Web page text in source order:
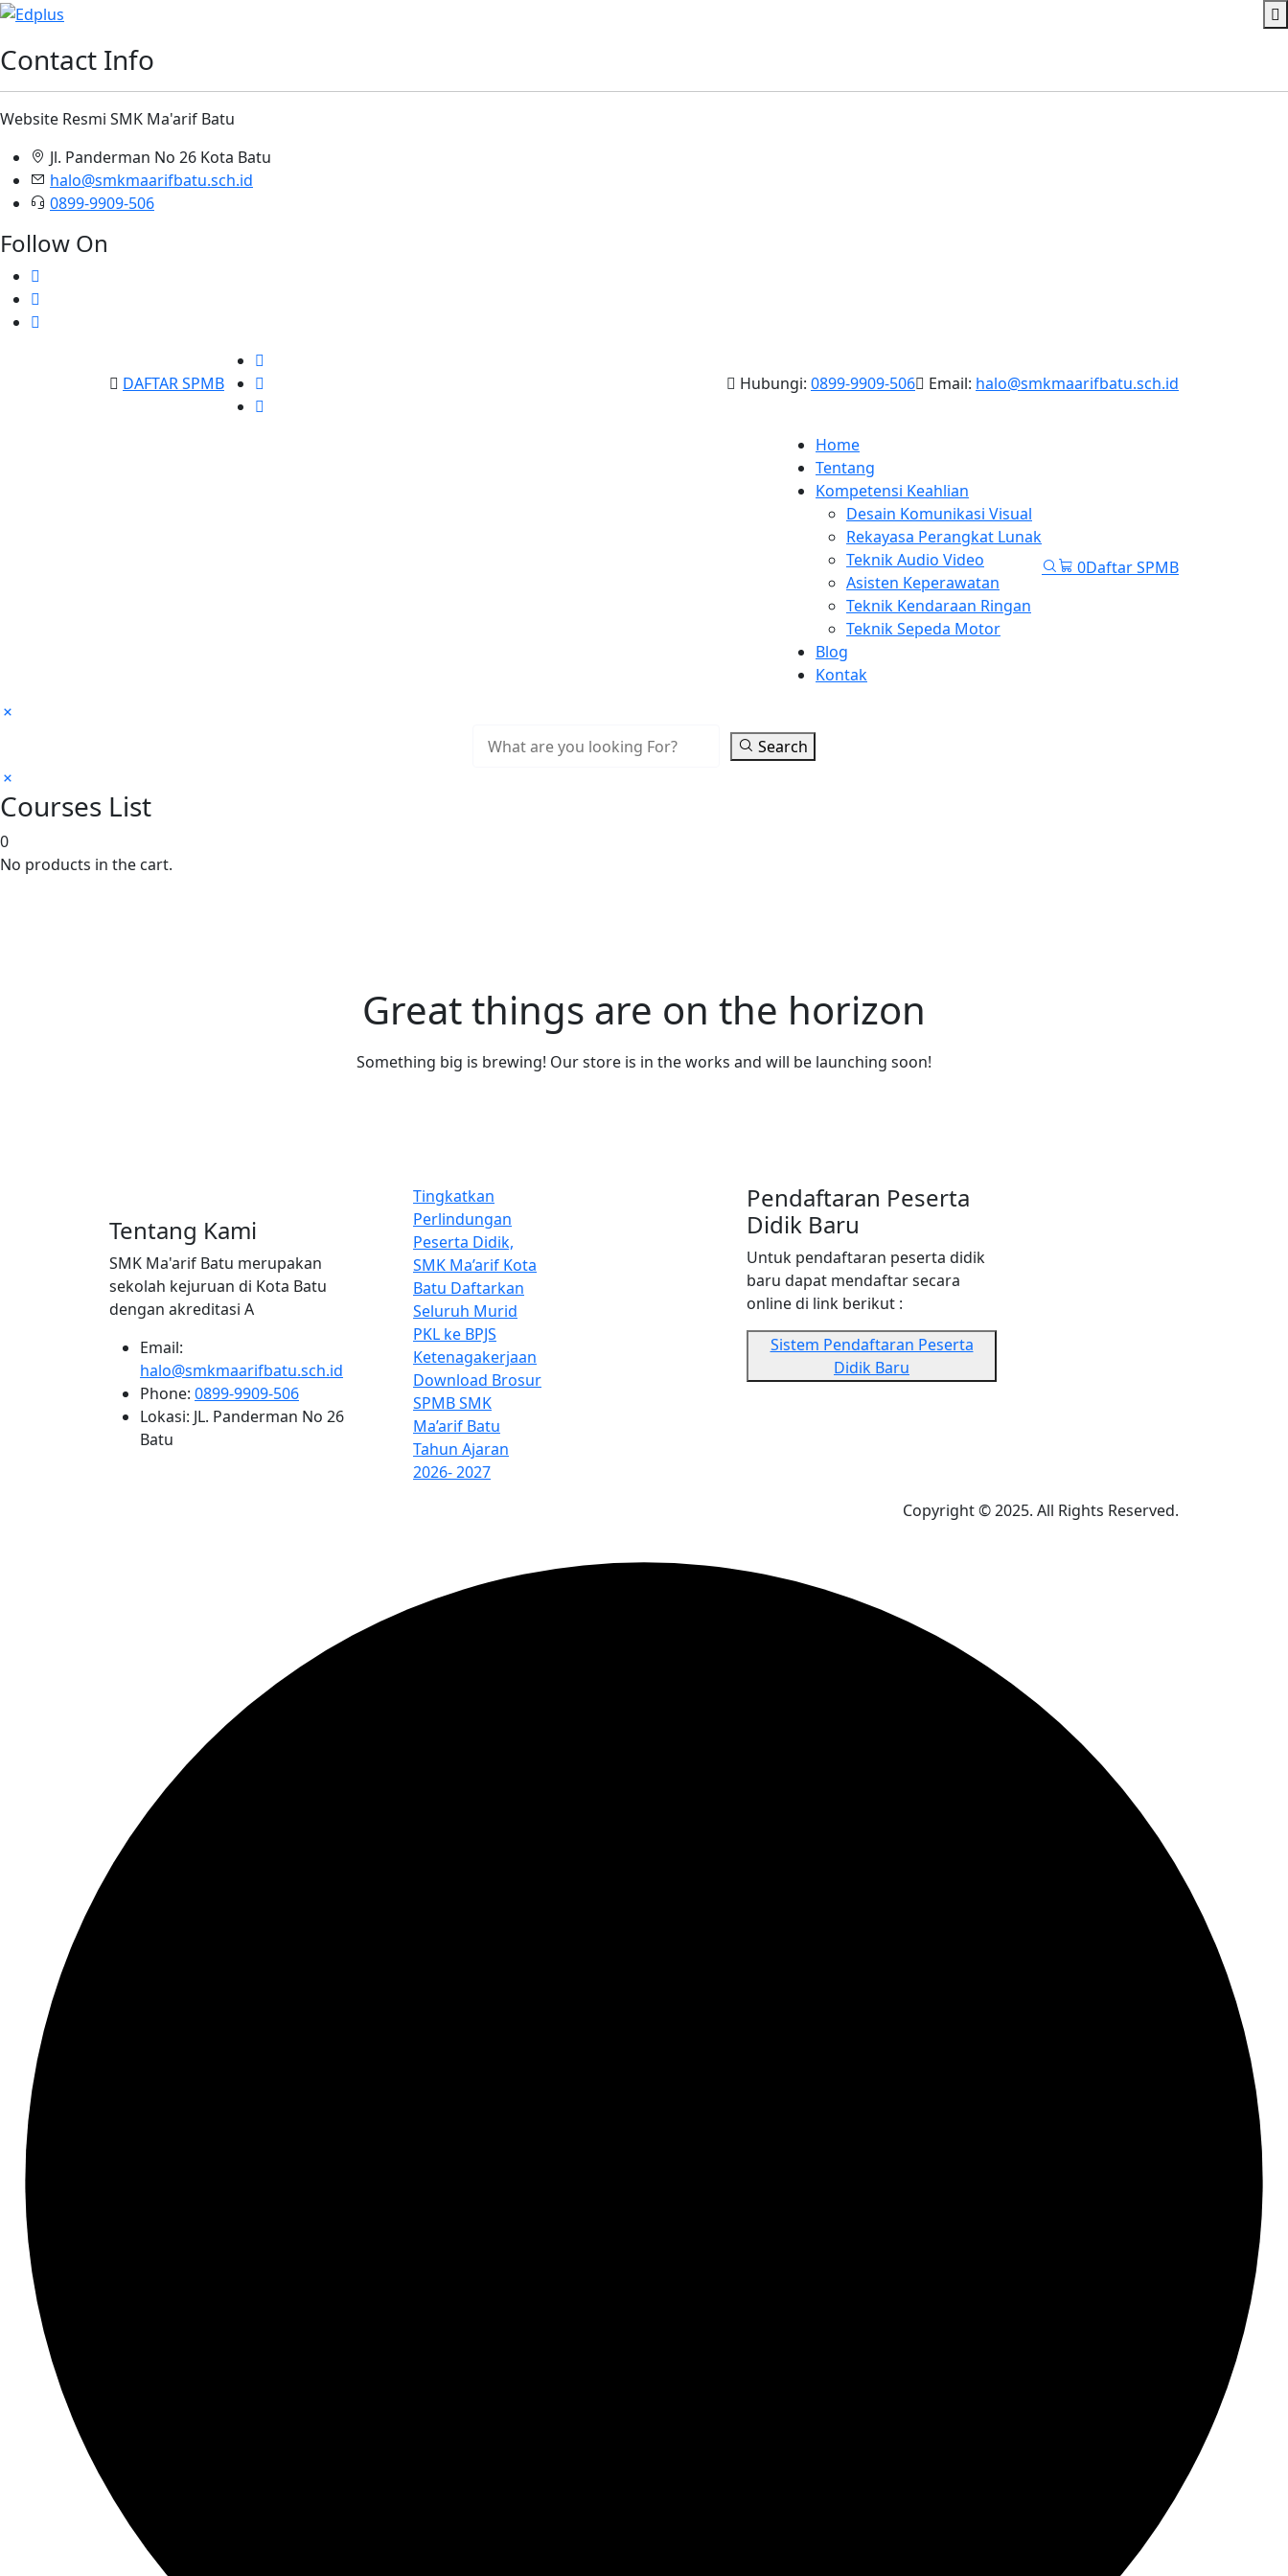
Contact Info
Website Resmi SMK Ma'arif Batu
Jl. Panderman No 26 Kota Batu
halo@smkmaarifbatu.sch.id
0899-9909-506
Follow On
DAFTAR SPMB Hubungi: 0899-9909-506 Email: halo@smkmaarifbatu.sch.id
Home
Tentang
Kompetensi Keahlian
Desain Komunikasi Visual
Rekayasa Perangkat Lunak
Teknik Audio Video
Asisten Keperawatan
Teknik Kendaraan Ringan
Teknik Sepeda Motor
Blog
Kontak
0Daftar SPMB
Search
Courses List
0
No products in the cart.
Great things are on the horizon
Something big is brewing! Our store is in the works and will be launching soon!
Tentang Kami
SMK Ma'arif Batu merupakan
sekolah kejuruan di Kota Batu
dengan akreditasi A
Email:
halo@smkmaarifbatu.sch.id
Phone: 0899-9909-506
Lokasi: JL. Panderman No 26
Batu
Tingkatkan
Perlindungan
Peserta Didik,
SMK Ma’arif Kota
Batu Daftarkan
Seluruh Murid
PKL ke BPJS
Ketenagakerjaan
Download Brosur
SPMB SMK
Ma’arif Batu
Tahun Ajaran
2026- 2027
Pendaftaran Peserta
Didik Baru
Untuk pendaftaran peserta didik
baru dapat mendaftar secara
online di link berikut :
Sistem Pendaftaran Peserta
Didik Baru
Copyright © 2025. All Rights Reserved.